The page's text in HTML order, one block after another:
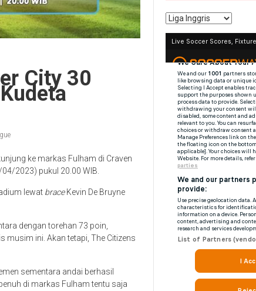
City 30
ke markas Fulham di Craven
04/2023) pukul 20.00 WIB.
lewat braceKevin De Bruyne
dengan torehan 73 poin,
musim ini. Akan tetapi, The Citizens
sementara andai berhasil
di markas Fulham tentu saja